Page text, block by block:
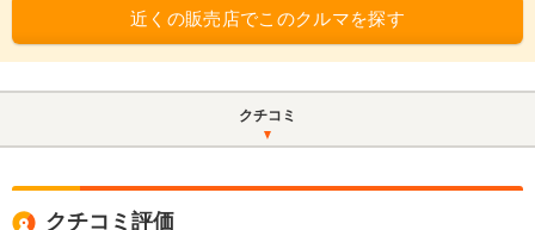
近くの販売店でこのクルマを探す
クチコミ
クチコミ評価